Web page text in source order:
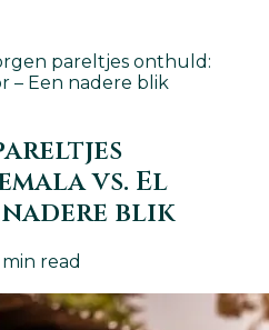
pareltjes onthuld:
– Een nadere blik
vs. El
nadere blik
min read